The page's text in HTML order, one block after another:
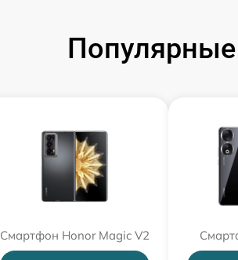
Смартфон Honor Magic V2